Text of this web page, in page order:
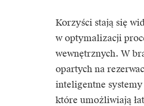
Korzyści stają się
w optymalizacji
wewnętrznych. W
opartych na
inteligentne
które umożliwiają